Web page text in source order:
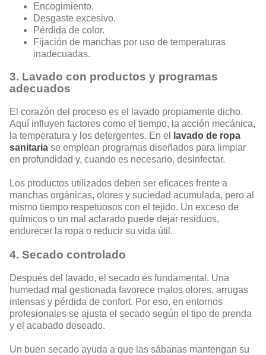
Encogimiento.
Desgaste excesivo.
Pérdida de color.
Fijación de manchas por uso de temperaturas
inadecuadas.
3. Lavado con productos y programas
adecuados
El corazón del proceso es el lavado propiamente dicho.
Aquí influyen factores como el tiempo, la acción mecánica,
la temperatura y los detergentes. En el
lavado de ropa
sanitaria se emplean programas diseñados para limpiar
en profundidad y, cuando es necesario, desinfectar.
Los productos utilizados deben ser eficaces frente a
manchas orgánicas, olores y suciedad acumulada, pero al
mismo tiempo respetuosos con el tejido. Un exceso de
químicos o un mal aclarado puede dejar residuos,
endurecer la ropa o reducir su vida útil.
4. Secado controlado
Después del lavado, el secado es fundamental. Una
humedad mal gestionada favorece malos olores, arrugas
intensas y pérdida de confort. Por eso, en entornos
profesionales se ajusta el secado según el tipo de prenda
y el acabado deseado.
Un buen secado ayuda a que las sábanas mantengan su